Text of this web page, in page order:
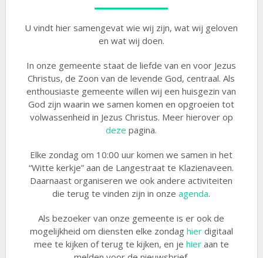
U vindt hier samengevat wie wij zijn, wat wij geloven
en wat wij doen.
In onze gemeente staat de liefde van en voor Jezus
Christus, de Zoon van de levende God, centraal. Als
enthousiaste gemeente willen wij een huisgezin van
God zijn waarin we samen komen en opgroeien tot
volwassenheid in Jezus Christus. Meer hierover op
deze pagina.
Elke zondag om 10:00 uur komen we samen in het
“Witte kerkje” aan de Langestraat te Klazienaveen.
Daarnaast organiseren we ook andere activiteiten
die terug te vinden zijn in onzeagenda.
Als bezoeker van onze gemeente is er ook de
mogelijkheid om diensten elke zondag hierdigitaal
mee te kijken of terug te kijken, en je hieraan te